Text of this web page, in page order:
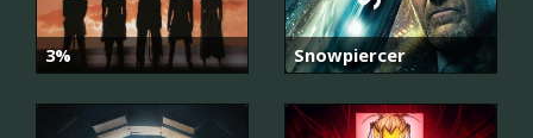
3% Snowpiercer